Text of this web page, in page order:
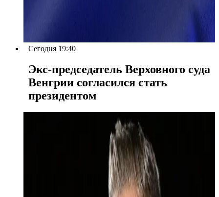
Сегодня 19:40
Экс-председатель Верховного суда
Венгрии согласился стать
президентом